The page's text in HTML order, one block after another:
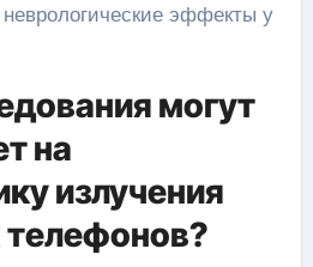
эффекты у
могут
на
излучения